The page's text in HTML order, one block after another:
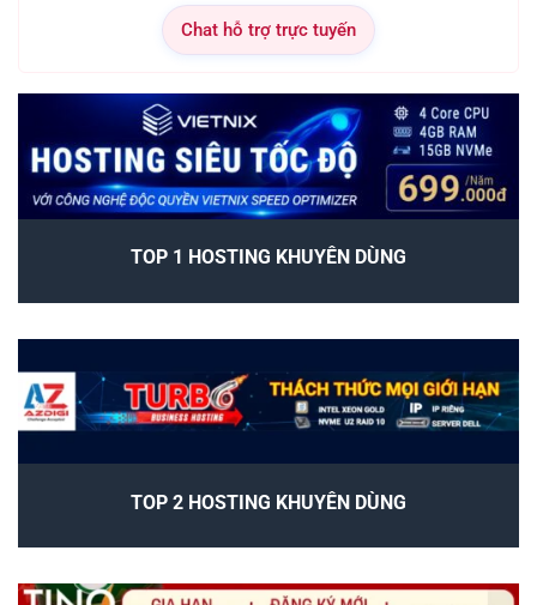
Chat hỗ trợ trực tuyến
TOP 1 HOSTING KHUYÊN DÙNG
TOP 2 HOSTING KHUYÊN DÙNG